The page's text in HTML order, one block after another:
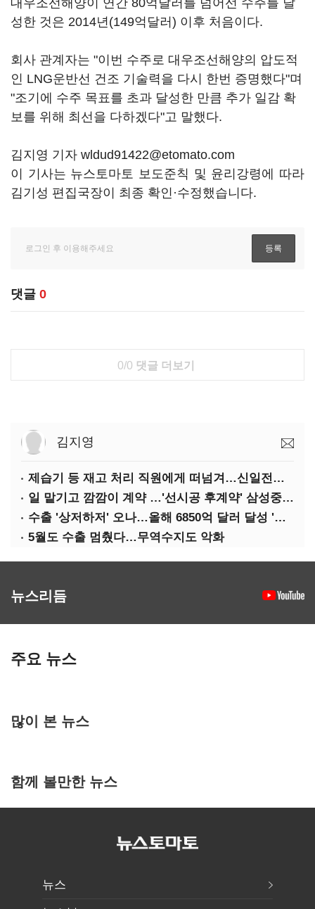
대우조선해양이 연간 80억달러를 넘어선 수주를 달
성한 것은 2014년(149억달러) 이후 처음이다.
회사 관계자는 "이번 수주로 대우조선해양의 압도적
인 LNG운반선 건조 기술력을 다시 한번 증명했다"며
"조기에 수주 목표를 초과 달성한 만큼 추가 일감 확
보를 위해 최선을 다하겠다"고 말했다.
김지영 기자 wldud91422@etomato.com
이 기사는 뉴스토마토 보도준칙 및 윤리강령에 따라
김기성 편집국장이 최종 확인·수정했습니다.
댓글 0
0/0 댓글 더보기
김지영
제습기 등 재고 처리 직원에게 떠넘겨…신일전자 '과징금 처벌'
일 맡기고 깜깜이 계약 …'선시공 후계약' 삼성중공업 덜미
수출 '상저하저' 오나…올해 6850억 달러 달성 '빨간불'
5월도 수출 멈췄다…무역수지도 악화
뉴스리듬
주요 뉴스
많이 본 뉴스
함께 볼만한 뉴스
뉴스